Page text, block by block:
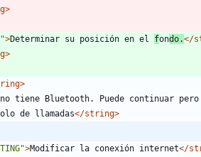
>Determinar su posición en el fondo.</
tiene Bluetooth. Puede continuar pero
de llamadas</string>
>Modificar la conexión internet</